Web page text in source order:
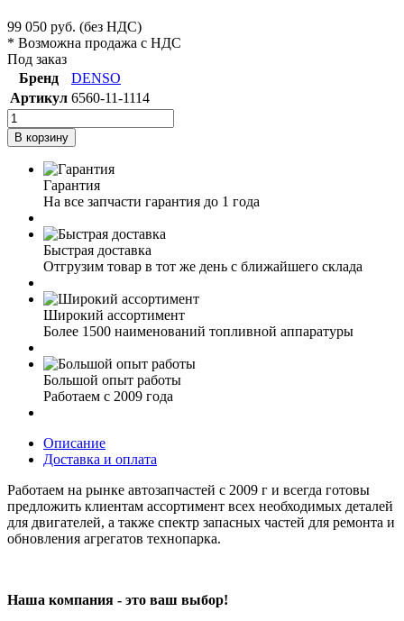
99 050 руб. (без НДС)
* Возможна продажа с НДС
Под заказ
Бренд
DENSO
Артикул 6560-11-1114
В корзину
Гарантия
На все запчасти гарантия до 1 года
Быстрая доставка
Отгрузим товар в тот же день с ближайшего склада
Широкий ассортимент
Более 1500 наименований топливной аппаратуры
Большой опыт работы
Работаем с 2009 года
Описание
Доставка и оплата
Работаем на рынке автозапчастей с 2009 г и всегда готовы
предложить клиентам ассортимент всех необходимых деталей
для двигателей, а также спектр запасных частей для ремонта и
обновления агрегатов технопарка.
Наша компания - это ваш выбор!